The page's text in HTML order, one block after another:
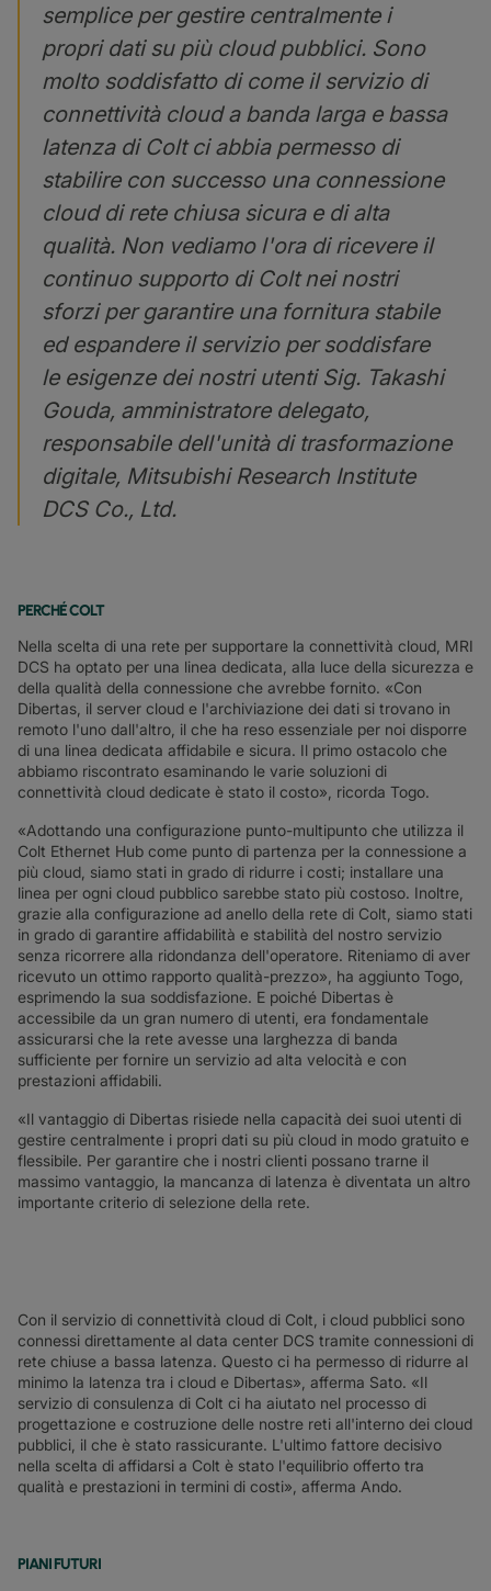
semplice per gestire centralmente i
propri dati su più cloud pubblici. Sono
molto soddisfatto di come il servizio di
connettività cloud a banda larga e bassa
latenza di Colt ci abbia permesso di
stabilire con successo una connessione
cloud di rete chiusa sicura e di alta
qualità. Non vediamo l'ora di ricevere il
continuo supporto di Colt nei nostri
sforzi per garantire una fornitura stabile
ed espandere il servizio per soddisfare
le esigenze dei nostri utenti Sig. Takashi
Gouda, amministratore delegato,
responsabile dell'unità di trasformazione
digitale, Mitsubishi Research Institute
DCS Co., Ltd.
PERCHÉ COLT
Nella scelta di una rete per supportare la connettività cloud, MRI
DCS ha optato per una linea dedicata, alla luce della sicurezza e
della qualità della connessione che avrebbe fornito. «Con
Dibertas, il server cloud e l'archiviazione dei dati si trovano in
remoto l'uno dall'altro, il che ha reso essenziale per noi disporre
di una linea dedicata affidabile e sicura. Il primo ostacolo che
abbiamo riscontrato esaminando le varie soluzioni di
connettività cloud dedicate è stato il costo», ricorda Togo.
«Adottando una configurazione punto-multipunto che utilizza il
Colt Ethernet Hub come punto di partenza per la connessione a
più cloud, siamo stati in grado di ridurre i costi; installare una
linea per ogni cloud pubblico sarebbe stato più costoso. Inoltre,
grazie alla configurazione ad anello della rete di Colt, siamo stati
in grado di garantire affidabilità e stabilità del nostro servizio
senza ricorrere alla ridondanza dell'operatore. Riteniamo di aver
ricevuto un ottimo rapporto qualità-prezzo», ha aggiunto Togo,
esprimendo la sua soddisfazione. E poiché Dibertas è
accessibile da un gran numero di utenti, era fondamentale
assicurarsi che la rete avesse una larghezza di banda
sufficiente per fornire un servizio ad alta velocità e con
prestazioni affidabili.
«Il vantaggio di Dibertas risiede nella capacità dei suoi utenti di
gestire centralmente i propri dati su più cloud in modo gratuito e
flessibile. Per garantire che i nostri clienti possano trarne il
massimo vantaggio, la mancanza di latenza è diventata un altro
importante criterio di selezione della rete.
Con il servizio di connettività cloud di Colt, i cloud pubblici sono
connessi direttamente al data center DCS tramite connessioni di
rete chiuse a bassa latenza. Questo ci ha permesso di ridurre al
minimo la latenza tra i cloud e Dibertas», afferma Sato. «Il
servizio di consulenza di Colt ci ha aiutato nel processo di
progettazione e costruzione delle nostre reti all'interno dei cloud
pubblici, il che è stato rassicurante. L'ultimo fattore decisivo
nella scelta di affidarsi a Colt è stato l'equilibrio offerto tra
qualità e prestazioni in termini di costi», afferma Ando.
PIANI FUTURI